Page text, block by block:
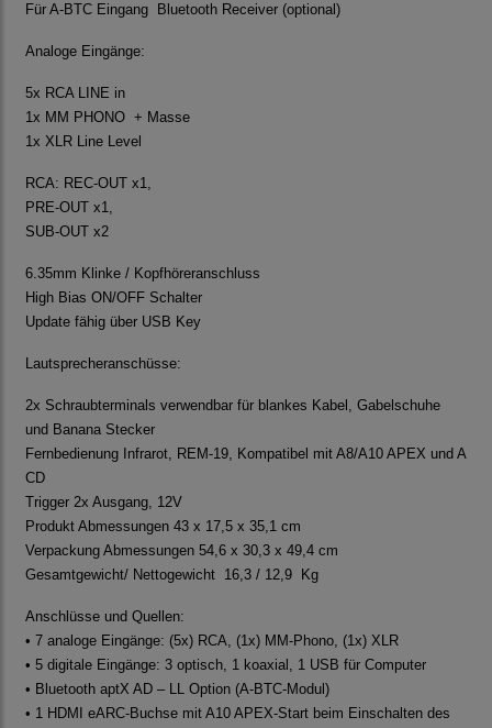
Für A-BTC Eingang Bluetooth Receiver (optional)
Analoge Eingänge:
5x RCA LINE in
1x MM PHONO + Masse
1x XLR Line Level
RCA: REC-OUT x1,
PRE-OUT x1,
SUB-OUT x2
6.35mm Klinke / Kopfhöreranschluss
High Bias ON/OFF Schalter
Update fähig über USB Key
Lautsprecheranschüsse:
2x Schraubterminals verwendbar für blankes Kabel, Gabelschuhe
und Banana Stecker
Fernbedienung Infrarot, REM-19, Kompatibel mit A8/A10 APEX und A
CD
Trigger 2x Ausgang, 12V
Produkt Abmessungen 43 x 17,5 x 35,1 cm
Verpackung Abmessungen 54,6 x 30,3 x 49,4 cm
Gesamtgewicht/ Nettogewicht 16,3 / 12,9 Kg
Anschlüsse und Quellen:
• 7 analoge Eingänge: (5x) RCA, (1x) MM-Phono, (1x) XLR
• 5 digitale Eingänge: 3 optisch, 1 koaxial, 1 USB für Computer
• Bluetooth aptX AD – LL Option (A-BTC-Modul)
• 1 HDMI eARC-Buchse mit A10 APEX-Start beim Einschalten des